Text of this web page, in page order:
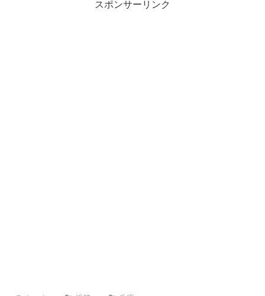
スポンサーリンク